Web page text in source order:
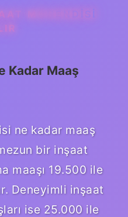
MÜHENDISI
Kadar Maaş
ne kadar maaş
bir inşaat
maaşı 19.500 ile
Deneyimli inşaat
ise 25.000 ile